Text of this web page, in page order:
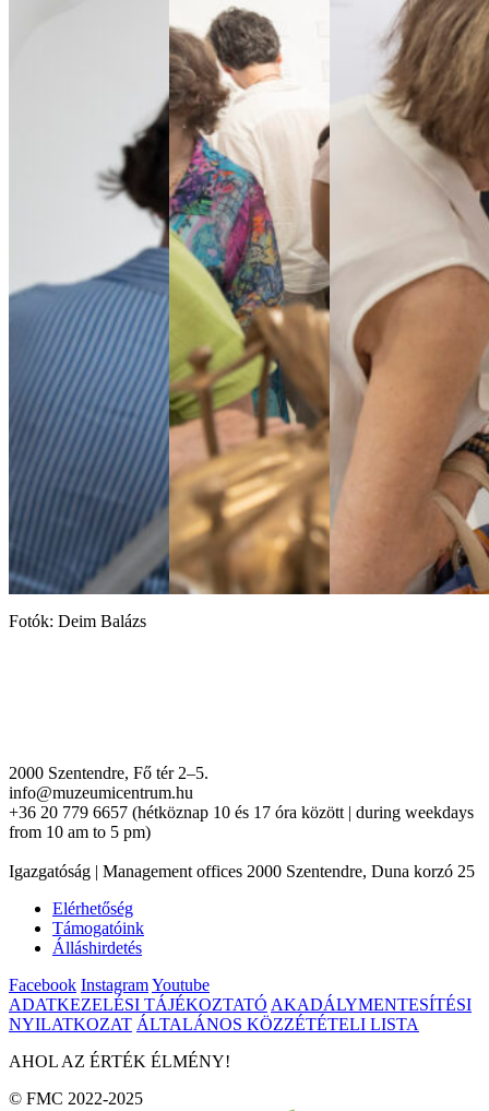
Fotók: Deim Balázs
2000 Szentendre, Fő tér 2–5.
info@muzeumicentrum.hu
+36 20 779 6657 (hétköznap 10 és 17 óra között | during weekdays
from 10 am to 5 pm)
Igazgatóság | Management offices 2000 Szentendre, Duna korzó 25
Elérhetőség
Támogatóink
Álláshirdetés
Facebook InstagramYoutube
ADATKEZELÉSI TÁJÉKOZTATÓ AKADÁLYMENTESÍTÉSI
NYILATKOZAT ÁLTALÁNOS KÖZZÉTÉTELI LISTA
AHOL AZ ÉRTÉK ÉLMÉNY!
© FMC 2022-2025